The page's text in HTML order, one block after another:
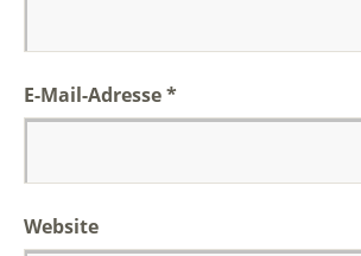
E-Mail-Adresse*
Website